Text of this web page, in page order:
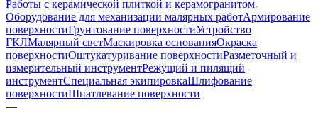
Работы с керамической плиткой и керамогранитом
Оборудование для механизации малярных работАрмирование
поверхностиГрунтование поверхностиУстройство
ГКЛМалярный светМаскировка основанияОкраска
поверхностиОштукатуривание поверхностиРазметочный и
измерительный инструментРежущий и пилящий
инструментСпециальная экипировкаШлифование
поверхностиШпатлевание поверхности
—